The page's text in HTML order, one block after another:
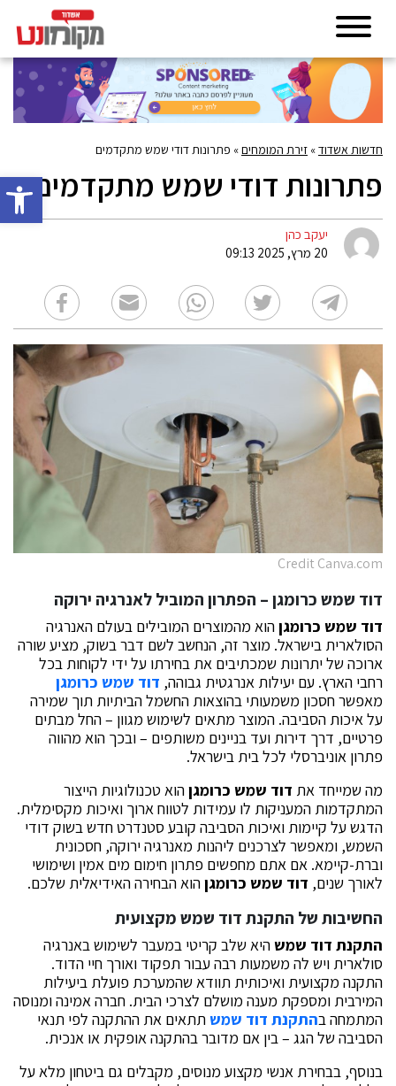
פתח
חדשות אשדוד» זירת המומחים» פתרונות דודי שמש מתקדמים
פתרונות דודי שמש מתקדמים
יעקב כהן
20 מרץ, 2025 09:13
Credit Canva.com
דוד שמש כרומגן– הפתרון המוביל לאנרגיה ירוקה
דוד שמש כרומגןהוא מהמוצרים המובילים בעולם האנרגיה
הסולארית בישראל. מוצר זה, הנחשב לשם דבר בשוק, מציע שורה
ארוכה של יתרונות שמכתיבים את בחירתו על ידי לקוחות בכל
רחבי הארץ. עם יעילות אנרגטית גבוהה, דוד שמש כרומגן
מאפשר חסכון משמעותי בהוצאות החשמל הביתיות תוך שמירה
על איכות הסביבה. המוצר מתאים לשימוש מגוון – החל מבתים
פרטיים, דרך דירות ועד בניינים משותפים – ובכך הוא מהווה
פתרון אוניברסלי לכל בית בישראל.
מה שמייחד את דוד שמש כרומגןהוא טכנולוגיות הייצור
המתקדמות המעניקות לו עמידות לטווח ארוך ואיכות מקסימלית.
הדגש על קיימות ואיכות הסביבה קובע סטנדרט חדש בשוק דודי
השמש, ומאפשר לצרכנים ליהנות מאנרגיה ירוקה, חסכונית
וברת-קיימא. אם אתם מחפשים פתרון חימום מים אמין ושימושי
לאורך שנים, דוד שמש כרומגןהוא הבחירה האידיאלית שלכם.
החשיבות של התקנת דוד שמשמקצועית
התקנת דוד שמשהיא שלב קריטי במעבר לשימוש באנרגיה
סולארית ויש לה משמעות רבה עבור תפקוד ואורך חיי הדוד.
התקנה מקצועית ואיכותית תוודא שהמערכת פועלת ביעילות
המירבית ומספקת מענה מושלם לצרכי הבית. חברה אמינה ומנוסה
המתמחה בהתקנת דוד שמשתתאים את ההתקנה לפי תנאי
הסביבה של הגג – בין אם מדובר בהתקנה אופקית או אנכית.
בנוסף, בבחירת אנשי מקצוע מנוסים, מקבלים גם ביטחון מלא על